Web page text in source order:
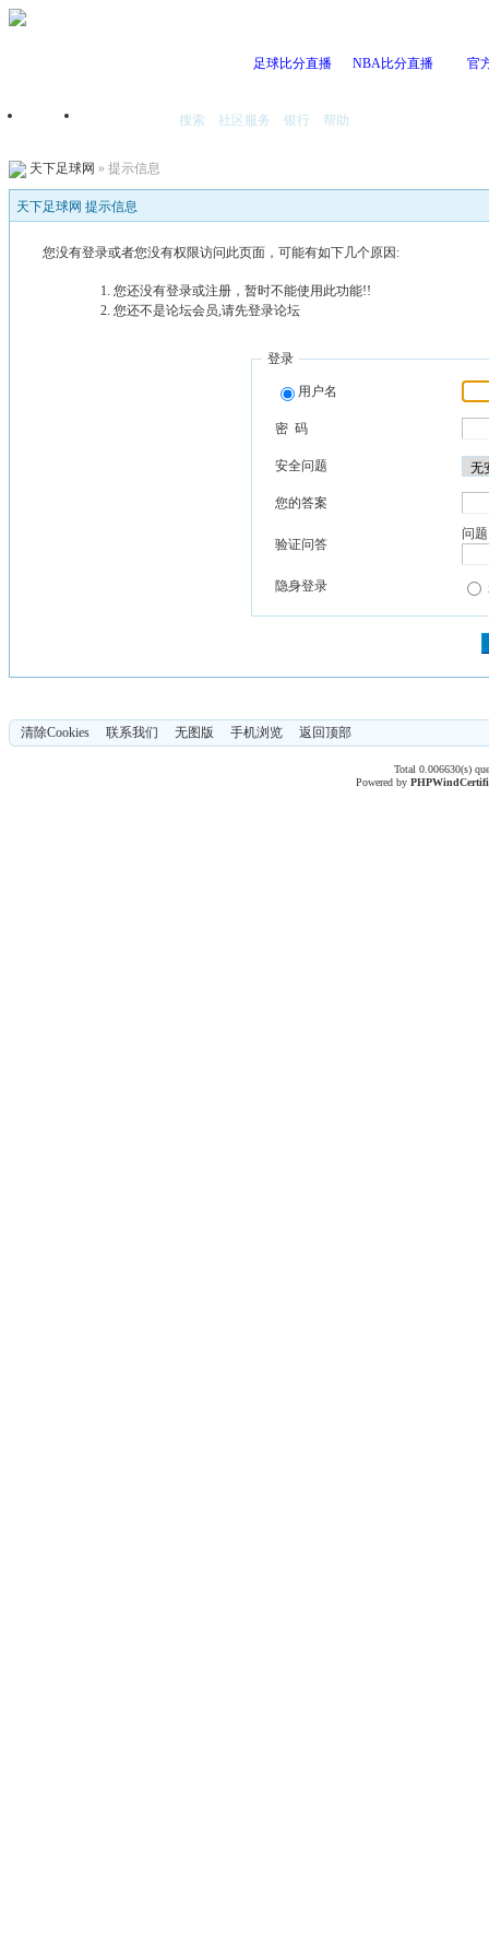
足球比分直播 NBA比分直播 官
首页 搜索 社区服务 银行 帮助
天下足球网 » 提示信息
天下足球网 提示信息
您没有登录或者您没有权限访问此页面，可能有如下几个原因:
您还没有登录或注册，暂时不能使用此功能!!
您还不是论坛会员,请先登录论坛
登录
用户名
密 码
安全问题
您的答案
验证问答
问
隐身登录
清除Cookies 联系我们 无图版 手机浏览 返回顶部
Total 0.006630(s)
Powered byPHPWind